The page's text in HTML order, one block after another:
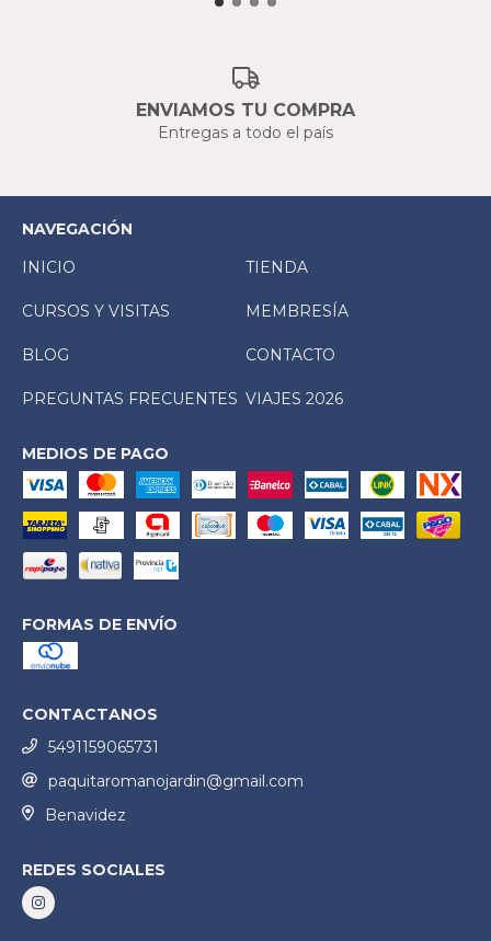
ENVIAMOS TU COMPRA
Entregas a todo el país
NAVEGACIÓN
INICIO
TIENDA
CURSOS Y VISITAS MEMBRESÍA
BLOG CONTACTO
PREGUNTAS FRECUENTES VIAJES 2026
MEDIOS DE PAGO
FORMAS DE ENVÍO
CONTACTANOS
5491159065731
paquitaromanojardin@gmail.com
Benavidez
REDES SOCIALES